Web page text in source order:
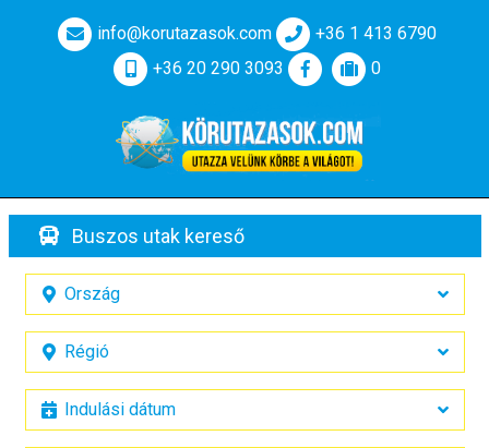
info@korutazasok.com
+36 1 413 6790
+36 20 290 3093
0
Buszos utak kereső